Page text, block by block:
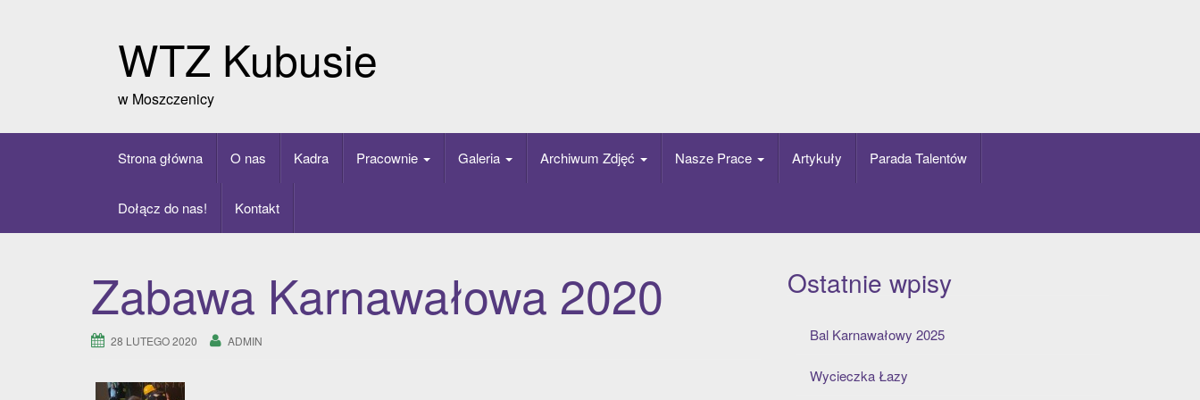
WTZ Kubusie
w Moszczenicy
Strona główna O nas Kadra Pracownie Galeria Archiwum Zdjęć Nasze Prace Artykuły Parada Talentów
Dołącz do nas! Kontakt
Zabawa Karnawałowa 2020
28 LUTEGO 2020 ADMIN
Ostatnie wpisy
Bal Karnawałowy 2025
Wycieczka Łazy